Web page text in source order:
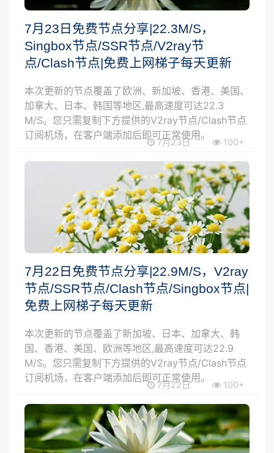
7月23日免费节点分享|22.3M/S，
Singbox节点/SSR节点/V2ray节
点/Clash节点|免费上网梯子每天更新
本次更新的节点覆盖了欧洲、新加坡、香港、美国、
加拿大、日本、韩国等地区,最高速度可达22.3
M/S。您只需复制下方提供的V2ray节点/Clash节点
订阅机场，在客户端添加后即可正常使用。
7月23日 100+
7月22日免费节点分享|22.9M/S，V2ray
节点/SSR节点/Clash节点/Singbox节点|
免费上网梯子每天更新
本次更新的节点覆盖了新加坡、日本、加拿大、韩
国、香港、美国、欧洲等地区,最高速度可达22.9
M/S。您只需复制下方提供的V2ray节点/Clash节点
订阅机场，在客户端添加后即可正常使用。
7月22日 100+